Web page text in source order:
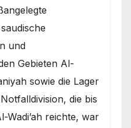
und
Gebieten Al-
sowie die Lager
die bis
Wadi’ah reichte, war